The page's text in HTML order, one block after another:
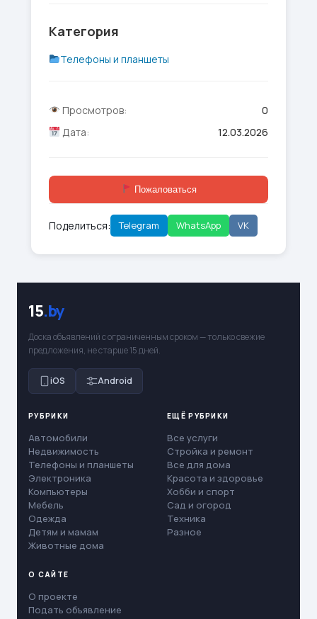
Категория
Телефоны и планшеты
Просмотров:
0
Дата:
12.03.2026
Пожаловаться
Поделиться: Telegram WhatsApp VK
15.by
Доска объявлений с ограниченным сроком — только свежие
предложения, не старше 15 дней.
iOS Android
РУБРИКИ
Автомобили
Недвижимость
Телефоны и планшеты
Электроника
Компьютеры
Мебель
Одежда
Детям и мамам
Животные дома
ЕЩЁ РУБРИКИ
Все услуги
Стройка и ремонт
Все для дома
Красота и здоровье
Хобби и спорт
Сад и огород
Техника
Разное
О САЙТЕ
О проекте
Подать объявление